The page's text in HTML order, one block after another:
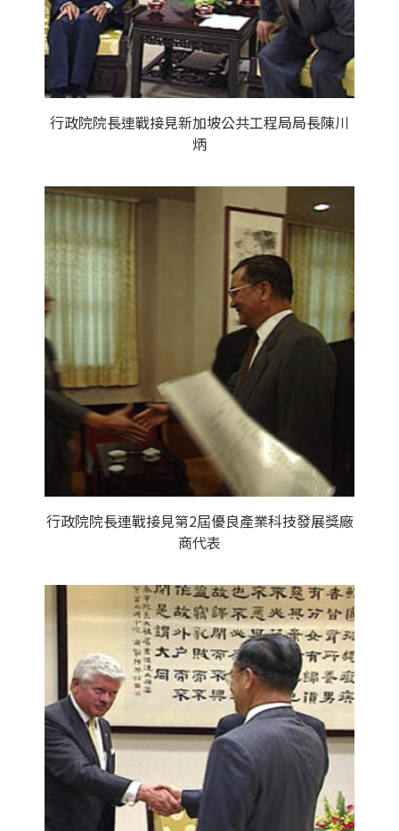
行政院院長連戰接見新加坡公共工程局局長陳川
炳
行政院院長連戰接見第2屆優良產業科技發展獎廠
商代表